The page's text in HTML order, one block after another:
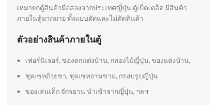
เหมายกตู้สินค้ามือสองจากประเทศญี่ปุ่น ตู้เบ็ดเตล็ด มีสินค้า
ภายในตู้มากมาย ทั้งแบบคัดและไม่คัดสินค้า
ตัวอย่างสินค้าภายในตู้
เฟอร์นิเจอร์, ของตกแต่งบ้าน, กล่องไม้ญี่ปุ่น, ของแต่งบ้าน,
ชุดเซทถ้วยชา, ชุดเซทจานชาม, กรอบรูปญี่ปุ่น
ของเล่นเด็ก จักรยาน นำเข้าจากญี่ปุ่น, ฯลฯ